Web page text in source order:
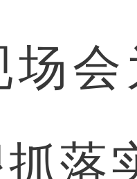
场
落